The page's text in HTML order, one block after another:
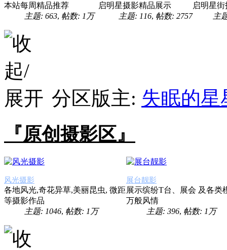
本站每周精品推荐
主题: 663, 帖数: 1万
启明星摄影精品展示
主题: 116, 帖数: 2757
启明星
主
分区版主: 失眠的星
『原创摄影区』
风光摄影
各地风光,奇花异草,美丽昆虫, 微距
等摄影作品
主题: 1046, 帖数: 1万
展台靓影
展示缤纷T台、展会 及各类
万般风情
主题: 396, 帖数: 1万